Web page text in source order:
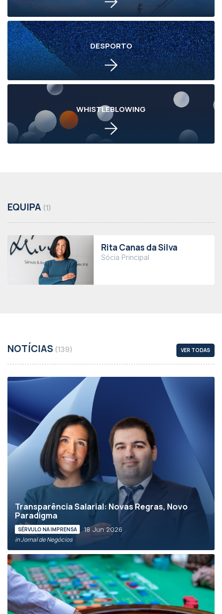
DESPORTO
WHISTLEBLOWING
EQUIPA (1)
Rita Canas da Silva
Sócia Principal
NOTÍCIAS (139) VER TODAS
Transparência Salarial: Novas Regras, Novo
Paradigma
SÉRVULO NA IMPRENSA 18 Jun 2026
in Jornal de Negócios